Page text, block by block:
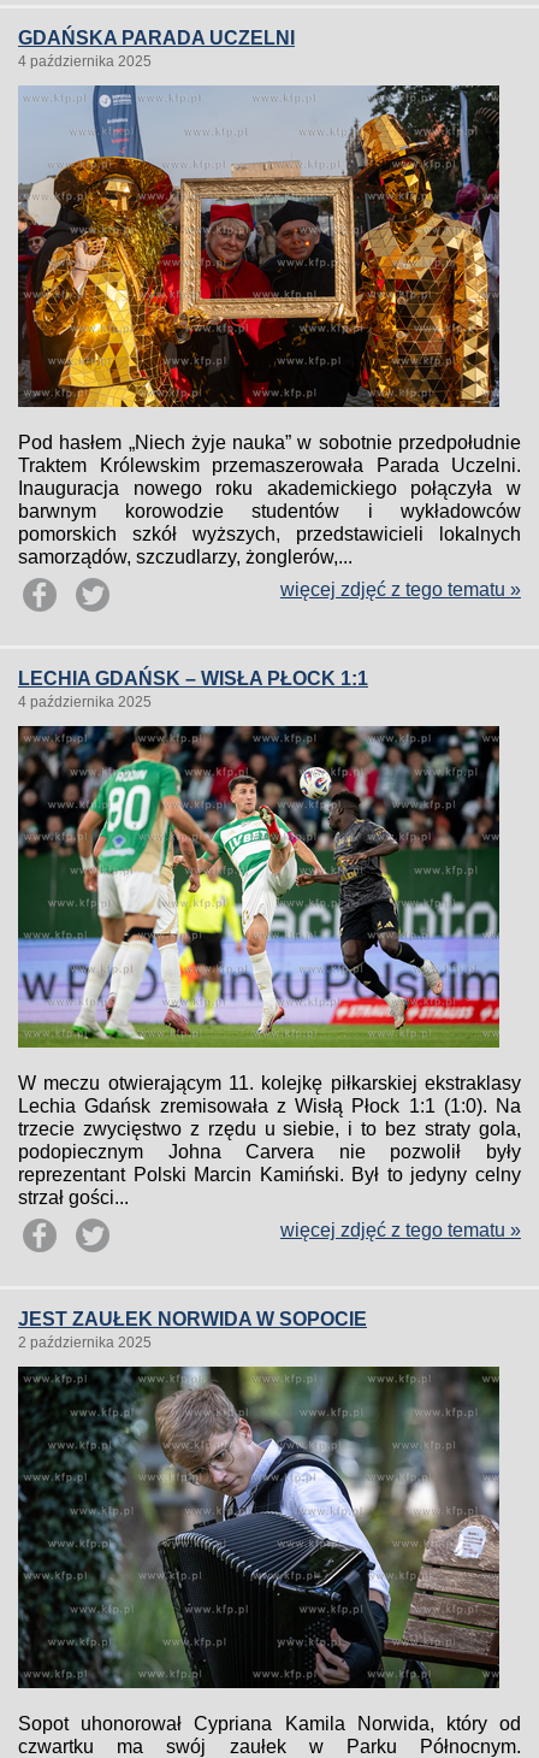
GDAŃSKA PARADA UCZELNI
4 października 2025
Pod hasłem „Niech żyje nauka” w sobotnie przedpołudnie
Traktem Królewskim przemaszerowała Parada Uczelni.
Inauguracja nowego roku akademickiego połączyła w
barwnym korowodzie studentów i wykładowców
pomorskich szkół wyższych, przedstawicieli lokalnych
samorządów, szczudlarzy, żonglerów,...
więcej zdjęć z tego tematu »
LECHIA GDAŃSK – WISŁA PŁOCK 1:1
4 października 2025
W meczu otwierającym 11. kolejkę piłkarskiej ekstraklasy
Lechia Gdańsk zremisowała z Wisłą Płock 1:1 (1:0). Na
trzecie zwycięstwo z rzędu u siebie, i to bez straty gola,
podopiecznym Johna Carvera nie pozwolił były
reprezentant Polski Marcin Kamiński. Był to jedyny celny
strzał gości...
więcej zdjęć z tego tematu »
JEST ZAUŁEK NORWIDA W SOPOCIE
2 października 2025
Sopot uhonorował Cypriana Kamila Norwida, który od
czwartku ma swój zaułek w Parku Północnym.